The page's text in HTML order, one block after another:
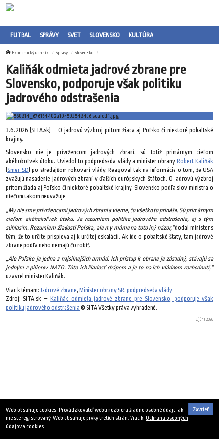
FUTBAL SPRÁVY SVET SLOVENSKO KULTÚRA
Ekonomický denník Správy Slovensko
Kaliňák odmieta jadrové zbrane pre
Slovensko, podporuje však politiku
jadrového odstrašenia
3.6.2026 (SITA.sk) – O jadrovú výzbroj pritom žiada aj Poľsko či niektoré pobaltské
krajiny.
Slovensko nie je prívržencom jadrových zbraní, sú totiž primárnym cieľom
akéhokoľvek útoku. Uviedol to podpredseda vlády a minister obrany Robert Kaliňák
(Smer-SD) po stredajšom rokovaní vlády. Reagoval tak na informácie o tom, že USA
zvažujú nasadenie jadrových zbraní v ďalších európskych štátoch. O jadrovú výzbroj
pritom žiada aj Poľsko či niektoré pobaltské krajiny. Slovensko podľa slov ministra o
niečom takom neuvažuje.
„My nie sme prívržencami jadrových zbrani a vieme, čo všetko to prináša. Sú primárnym
cieľom akéhokoľvek útoku. Ja rozumiem politike jadrového odstrašenia, aj s tým
súhlasím. Rozumiem žiadosti Poľska, ale my máme na toto iný názor,“dodal minister s
tým, že to určite prispieva aj k určitej eskalácii. Ak ide o pobaltské štáty, tam jadrové
zbrane podľa neho nemajú čo robiť.
„Ale Poľsko je jedna z najsilnejších armád. Ich prístup k obrane je zásadný, stávajú sa
jedným z pilierov NATO. Túto ich žiadosť chápem a je to na ich vládnom rozhodnutí,“
uzavrel minister Kaliňák.
Viac k témam: Jadrové zbrane, Minister obrany SR, podpredseda vlády
Zdroj: SITA.sk –Kaliňák odmieta jadrové zbrane pre Slovensko, podporuje však
politiku jadrového odstrašenia © SITA Všetky práva vyhradené.
3. júna 2026
Zavrieť
Web obsahuje cookies. Prevádzkovateľ webu nezbiera žiadne osobné údaje, ak
nie ste registrovaný. Web obsahuje prvky tretích strán. Viac k: Ochrana osobných
údajov a cookies